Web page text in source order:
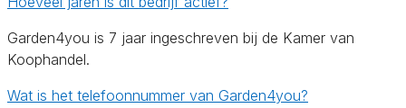
Garden4you is 7 jaar ingeschreven bij de Kamer van
Koophandel.
Wat is het telefoonnummer van Garden4you?